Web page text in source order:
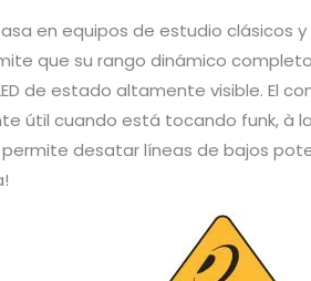
en equipos de estudio clásicos
que su rango dinámico
de estado altamente visible. El
útil cuando está tocando funk, à
permite desatar líneas de bajos